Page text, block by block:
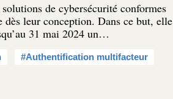
de cybersécurité conformes
dès leur conception. Dans ce but, elle
31 mai 2024 un…
#Authentification multifacteur